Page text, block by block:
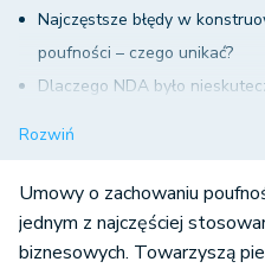
Najczęstsze błędy w
poufności – czego unikać?
Dlaczego NDA było
Rozwiń
Umowy o zachowaniu
jednym z najczęściej
biznesowych. Towarzyszą